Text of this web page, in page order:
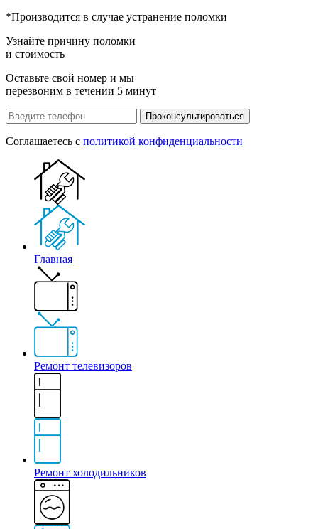
*Производится в случае устранение поломки
Узнайте причину поломки
и стоимость
Оставьте свой номер и мы
перезвоним в течении 5 минут
Проконсультироваться
Соглашаетесь с политикой конфиденциальности
Главная
Ремонт телевизоров
Ремонт холодильников